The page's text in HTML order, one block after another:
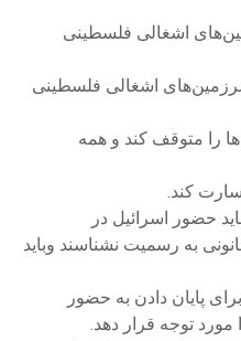
اشغالی فلسطینی
اشغالی فلسطینی
را متوقف کند و همه
کند.
حضور اسرائیل در
به رسمیت نشناسند وباید
پایان دادن به حضور
توجه قرار دهد.